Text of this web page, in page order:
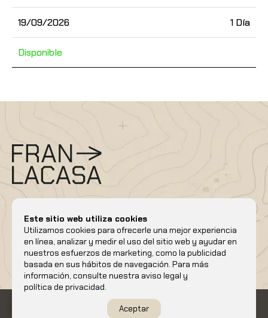
Este sitio web utiliza cookies
Utilizamos cookies para ofrecerle una mejor experiencia
en línea, analizar y medir el uso del sitio web y ayudar en
nuestros esfuerzos de marketing, como la publicidad
basada en sus hábitos de navegación. Para más
información, consulte nuestra aviso legal y
política de privacidad.
Aceptar
19/09/2026 1 Día
Disponible
info@franlacasaguia.es
Móvil/whatsapp+34 686 73 45 50
VeranoInviernoCursosCalendarioBlog
Aviso legalPolítica de privacidad
Condiciones de contratación